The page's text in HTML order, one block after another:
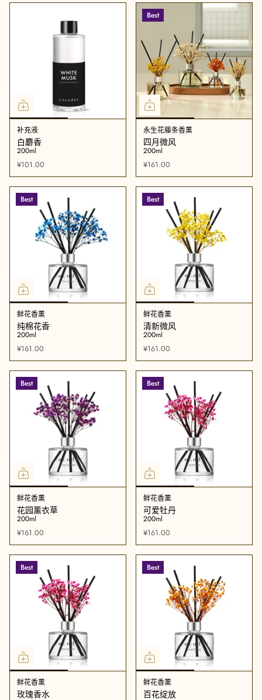
补充液
白麝香
200ml
¥101.00
Best
永生花藤条香薰
四月微风
200ml
¥161.00
Best
鲜花香薰
纯棉花香
200ml
¥161.00
Best
鲜花香薰
清新微风
200ml
¥161.00
Best
鲜花香薰
花园薰衣草
200ml
¥161.00
Best
鲜花香薰
可爱牡丹
200ml
¥161.00
Best
鲜花香薰
玫瑰香水
Best
鲜花香薰
百花绽放